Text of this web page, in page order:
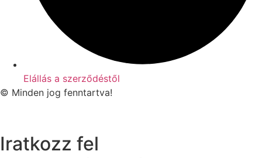
Elállás a szerződéstől
© Minden jog fenntartva!
Iratkozz fel